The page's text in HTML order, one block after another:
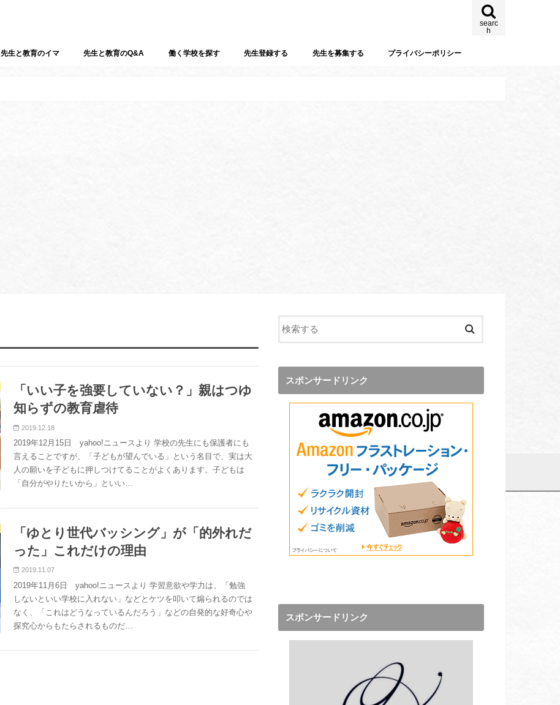
searc
h
先生と教育のイマ 先生と教育のQ&A 働く学校を探す 先生登録する 先生を募集する プライバシーポリシー
「いい子を強要していない？」親はつゆ
知らずの教育虐待
2019.12.18
2019年12月15日 yahoo!ニュースより 学校の先生にも保護者にも
言えることですが、「子どもが望んでいる」という名目で、実は大
人の願いを子どもに押しつけてることがよくあります。子どもは
「自分がやりたいから」といい…
「ゆとり世代バッシング」が「的外れだ
った」これだけの理由
2019.11.07
2019年11月6日 yahoo!ニュースより 学習意欲や学力は、「勉強
しないといい学校に入れない」などとケツを叩いて煽られるのでは
なく、「これはどうなっているんだろう」などの自発的な好奇心や
探究心からもたらされるものだ…
スポンサードリンク
スボンサードリンク